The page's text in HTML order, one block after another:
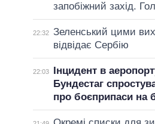
запобіжний захід.
22:32 Зеленський цими
відвідає Сербію
22:03
Інцидент в
Бундестаг
про боєприпаси на